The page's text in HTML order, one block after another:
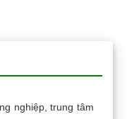
nghiệp, trung tâm